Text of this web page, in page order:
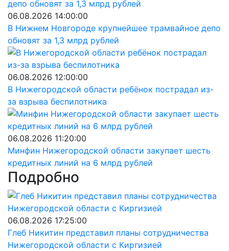
06.08.2026 14:00:00
В Нижнем Новгороде крупнейшее трамвайное депо
обновят за 1,3 млрд рублей
06.08.2026 12:00:00
В Нижегородской области ребёнок пострадал из-
за взрыва беспилотника
06.08.2026 11:20:00
Минфин Нижегородской области закупает шесть
кредитных линий на 6 млрд рублей
Подробно
06.08.2026 17:25:00
Глеб Никитин представил планы сотрудничества
Нижегородской области с Киргизией